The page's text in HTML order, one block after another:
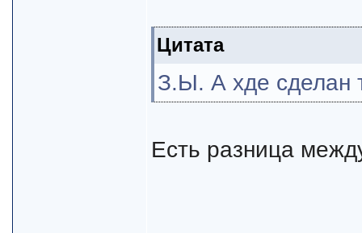
Цитата
З.Ы. А хде сделан
Есть разница